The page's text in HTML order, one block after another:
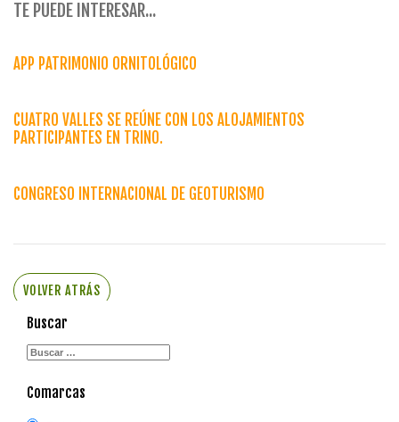
TE PUEDE INTERESAR...
APP PATRIMONIO ORNITOLÓGICO
CUATRO VALLES SE REÚNE CON LOS ALOJAMIENTOS
PARTICIPANTES EN TRINO.
CONGRESO INTERNACIONAL DE GEOTURISMO
VOLVER ATRÁS
Buscar
Comarcas